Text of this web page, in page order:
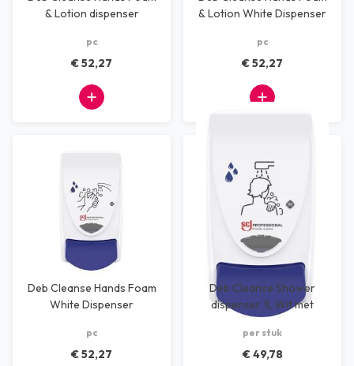
& Lotion dispenser
pc
€ 52,27
& Lotion White Dispenser
pc
€ 52,27
Deb Cleanse Hands Foam
White Dispenser
pc
€ 52,27
Deb Cleanse Shower
dispenser 1L Wit met
Blauwe knop
per stuk
€ 49,78